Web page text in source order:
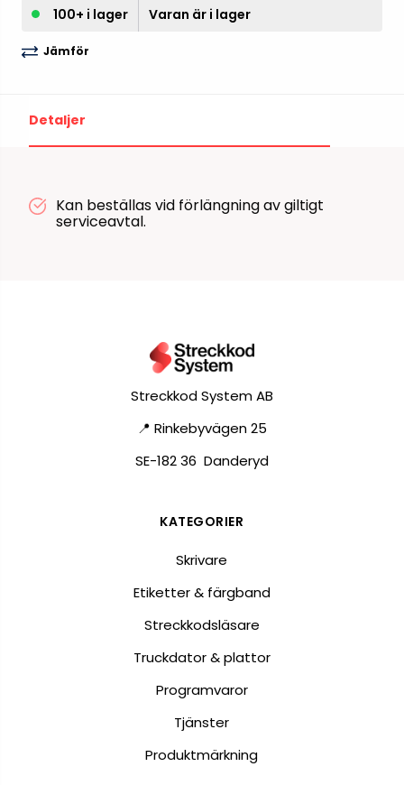
100+ i lager Varan är i lager
Jämför
Detaljer
Kan beställas vid förlängning av giltigt
serviceavtal.
Streckkod System AB
📍 Rinkebyvägen 25
SE-182 36 Danderyd
KATEGORIER
Skrivare
Etiketter & färgband
Streckkodsläsare
Truckdator & plattor
Programvaror
Tjänster
Produktmärkning